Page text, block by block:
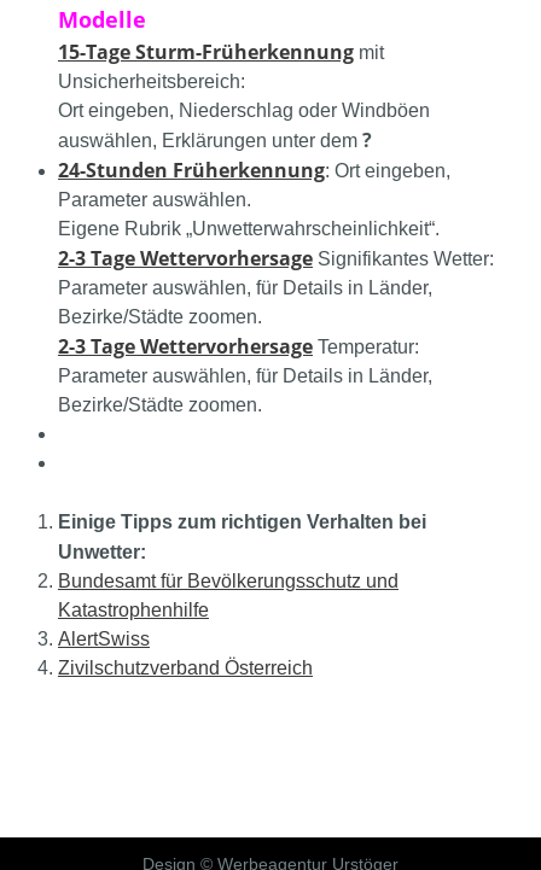
Modelle
15-Tage Sturm-Früherkennung mit
Unsicherheitsbereich:
Ort eingeben, Niederschlag oder Windböen
auswählen, Erklärungen unter dem ?
24-Stunden Früherkennung: Ort eingeben,
Parameter auswählen.
Eigene Rubrik „Unwetterwahrscheinlichkeit“.
2-3 Tage Wettervorhersage Signifikantes Wetter:
Parameter auswählen, für Details in Länder,
Bezirke/Städte zoomen.
2-3 Tage Wettervorhersage Temperatur:
Parameter auswählen, für Details in Länder,
Bezirke/Städte zoomen.
Einige Tipps zum richtigen Verhalten bei
Unwetter:
Bundesamt für Bevölkerungsschutz und
Katastrophenhilfe
AlertSwiss
Zivilschutzverband Österreich
Design © Werbeagentur Urstöger